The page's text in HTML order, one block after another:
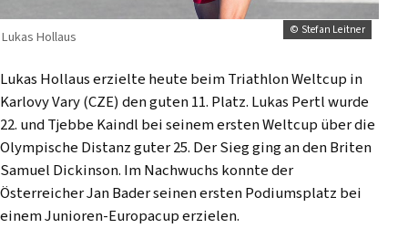
© Stefan Leitner
Lukas Hollaus
Lukas Hollaus erzielte heute beim Triathlon Weltcup in
Karlovy Vary (CZE) den guten 11. Platz. Lukas Pertl wurde
22. und Tjebbe Kaindl bei seinem ersten Weltcup über die
Olympische Distanz guter 25. Der Sieg ging an den Briten
Samuel Dickinson. Im Nachwuchs konnte der
Österreicher Jan Bader seinen ersten Podiumsplatz bei
einem Junioren-Europacup erzielen.